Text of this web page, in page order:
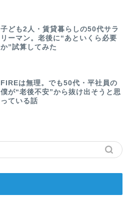
子ども2人・賃貸暮らしの50代サラ
リーマン。老後に“あといくら必要
か”試算してみた
FIREは無理。でも50代・平社員の
僕が“老後不安”から抜け出そうと思
っている話